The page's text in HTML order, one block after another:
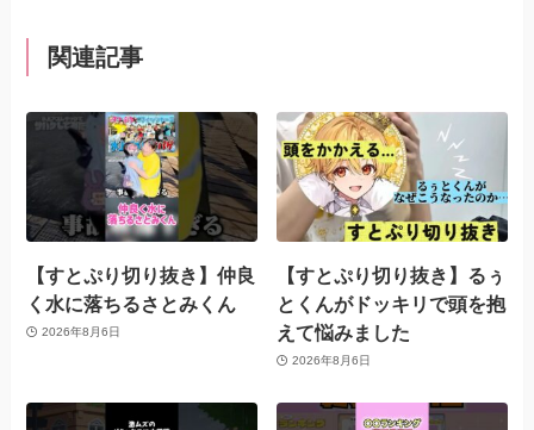
関連記事
【すとぷり切り抜き】仲良
く水に落ちるさとみくん
2026年8月6日
【すとぷり切り抜き】るぅ
とくんがドッキリで頭を抱
えて悩みました
2026年8月6日